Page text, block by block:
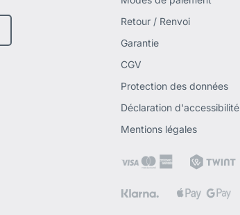
Retour / Renvoi
Garantie
CGV
Protection des données
Déclaration d'accessibilité
Mentions légales